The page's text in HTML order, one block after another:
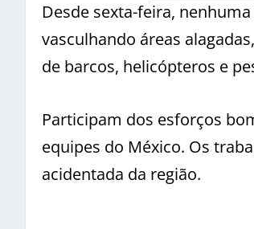
Desde sexta-feira,
vasculhando áreas
de barcos, helicópteros e
Participam dos esforços
equipes do México. Os
acidentada da região.